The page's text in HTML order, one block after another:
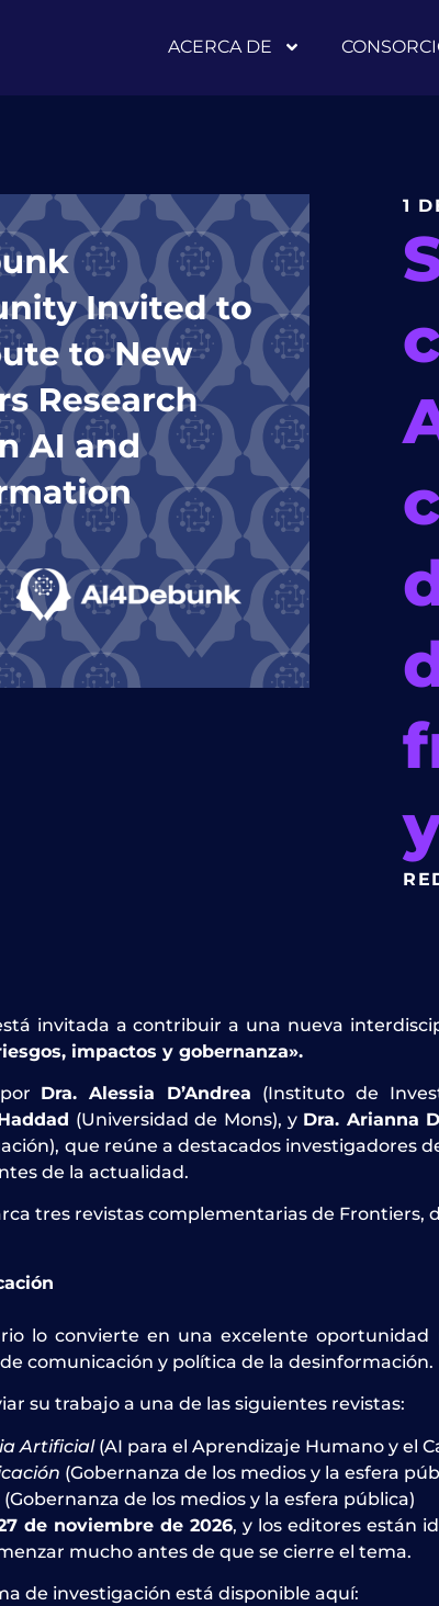
ACERCA DE
1
invitada a contribuir a una nueva
impactos y gobernanza».
Dra. Alessia D’Andrea (Instituto de
(Universidad de Mons), y Dra. Arianna
que reúne a destacados investigadores
de la actualidad.
tres revistas complementarias de Frontiers,
lo convierte en una excelente
comunicación y política de la desinformación.
su trabajo a una de las siguientes revistas:
Artificial(AI para el Aprendizaje Humano y el
(Gobernanza de los medios y la esfera
(Gobernanza de los medios y la esfera pública)
de noviembre de 2026, y los editores están
mucho antes de que se cierre el tema.
de investigación está disponible aquí: